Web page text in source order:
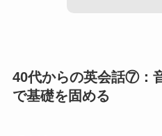
40代からの英会話⑦：
で基礎を固める